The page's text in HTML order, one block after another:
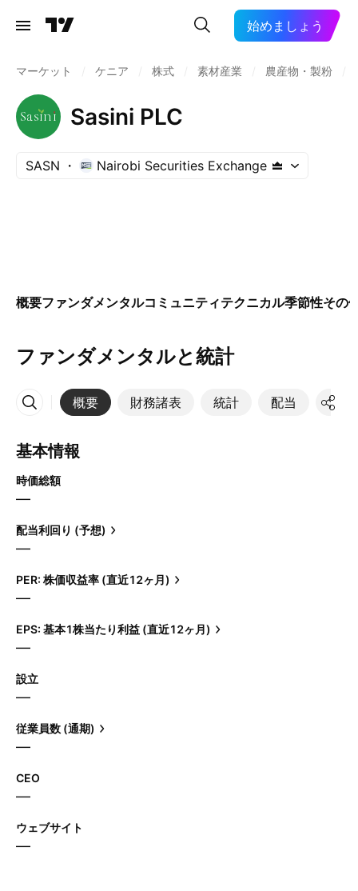
始めましょう
マーケット ケニア 株式 素材産業 農産物・製粉
Sasini PLC
SASN Nairobi Securities Exchange
概要ファンダメンタルコミュニティテクニカル季節性その
ファンダメンタルと統計
概要 財務諸表 統計 配当 決算
その他
基本情報
時価総額
—
配当利回り (予想)
—
PER: 株価収益率 (直近12ヶ月)
—
EPS: 基本1株当たり利益 (直近12ヶ月)
—
設立
—
従業員数 (通期)
—
CEO
—
ウェブサイト
—